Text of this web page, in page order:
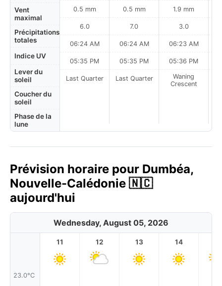
Vent
maximal
Précipitations
totales
Indice UV
Lever du
soleil
Coucher du
soleil
Phase de la
lune
0.5 mm
6.0
06:24 AM
05:35 PM
Last Quarter
0.5 mm
7.0
06:24 AM
05:35 PM
Last Quarter
1.9 mm
3.0
06:23 AM
05:36 PM
Waning
Crescent
Prévision horaire pour Dumbéa,
Nouvelle-Calédonie 🇳🇨
aujourd'hui
Wednesday, August 05, 2026
23.0°C
11 12 13 14